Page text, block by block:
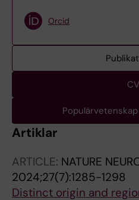
Orcid
CV
Artiklar
ARTICLE: NATURE
2024;27(7):1285-1298
Distinct origin and